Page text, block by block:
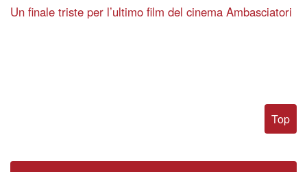
Un finale triste per l’ultimo film del cinema Ambasciatori
Top